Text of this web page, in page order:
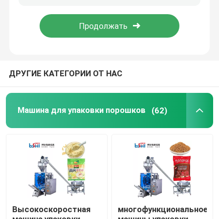
Тур по фабрике
Машина для упаковки порошков
Вертикальная пакуя машина
Машина для упаковки гранул
ДРУГИЕ КАТЕГОРИИ ОТ НАС
Машина для упаковки порошков (62)
Высокоскоростная
многофункциональное